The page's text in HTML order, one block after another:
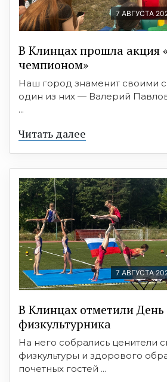
7 АВГУСТА
В Клинцах прошла акция
чемпионом»
Наш город знаменит своими
один из них — Валерий
...
Читать далее
7 АВГУСТА
В Клинцах отметили День
физкультурника
На него собрались ценители
физкультуры и здорового
почетных гостей ...